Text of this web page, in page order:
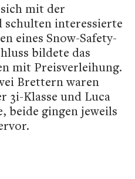
mit der
schulten interessierte
eines Snow-Safety-
bildete das
mit Preisverleihung.
Brettern waren
3i-Klasse und Luca
beide gingen jeweils